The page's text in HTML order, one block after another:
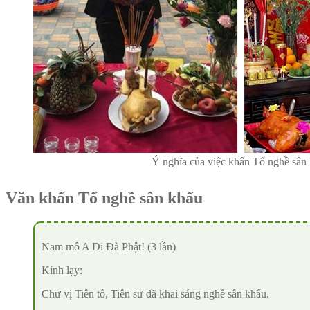
Ý nghĩa của việc khấn Tổ nghề sân
Văn khấn Tổ nghề sân khấu
Nam mô A Di Đà Phật! (3 lần)
Kính lạy:
Chư vị Tiên tổ, Tiên sư đã khai sáng nghề sân khấu.